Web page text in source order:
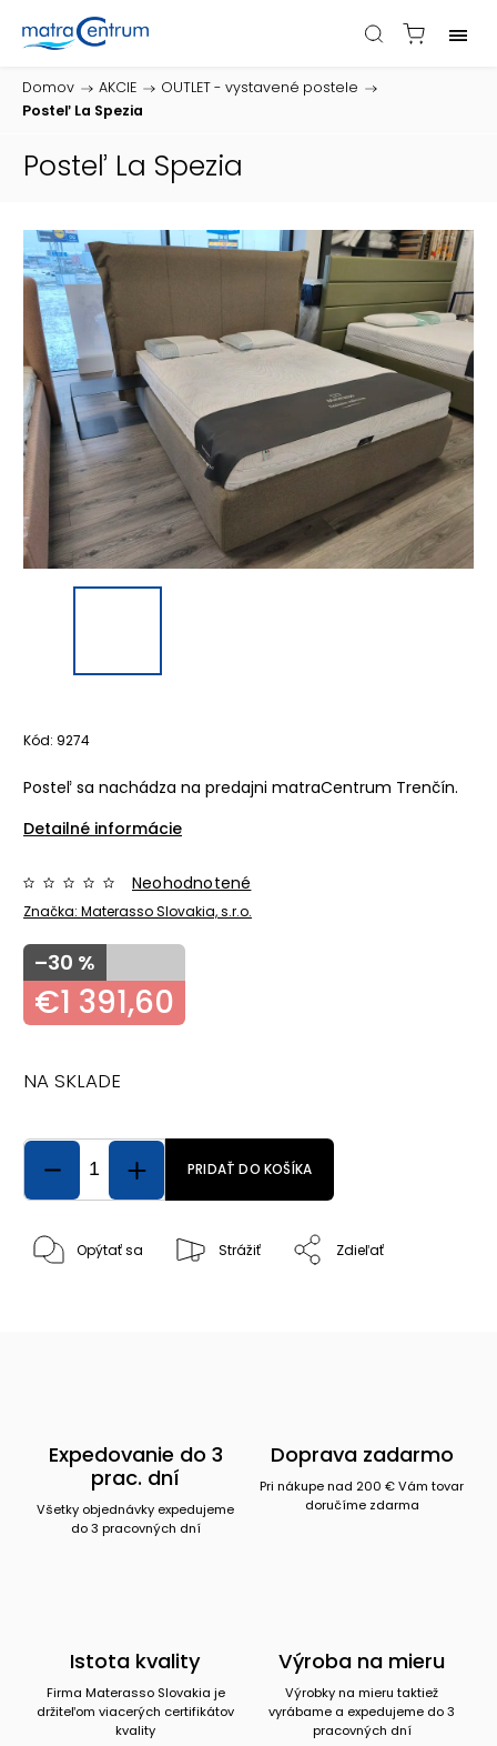
Domov / AKCIE / OUTLET - vystavené postele /
Posteľ La Spezia
Posteľ La Spezia
Kód: 9274
Posteľ sa nachádza na predajni matraCentrum Trenčín.
Detailné informácie
Značka: Materasso Slovakia, s.r.o.
Neohodnotené
–30 %
€1 391,60
NA SKLADE
PRIDAŤ DO KOŠÍKA
Opýtať sa Strážiť Zdieľať
Expedovanie do 3
prac. dní
Všetky objednávky expedujeme
do 3 pracovných dní
Doprava zadarmo
Pri nákupe nad 200 € Vám tovar
doručíme zdarma
Istota kvality
Firma Materasso Slovakia je
držiteľom viacerých certifikátov
kvality
Výroba na mieru
Výrobky na mieru taktiež
vyrábame a expedujeme do 3
pracovných dní